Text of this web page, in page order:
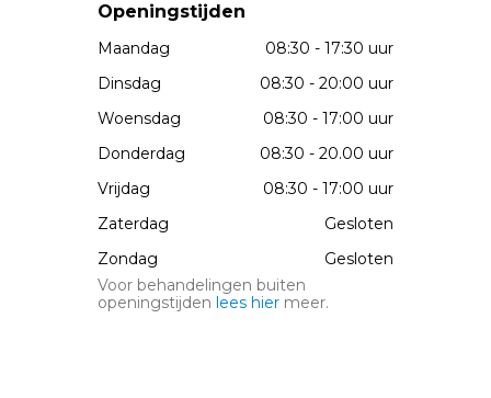
Openingstijden
Maandag
08:30 - 17:30 uur
Dinsdag
08:30 - 20:00 uur
Woensdag
08:30 - 17:00 uur
Donderdag
08:30 - 20.00 uur
Vrijdag
08:30 - 17:00 uur
Zaterdag
Gesloten
Zondag
Gesloten
Voor behandelingen buiten
openingstijden lees hier meer.